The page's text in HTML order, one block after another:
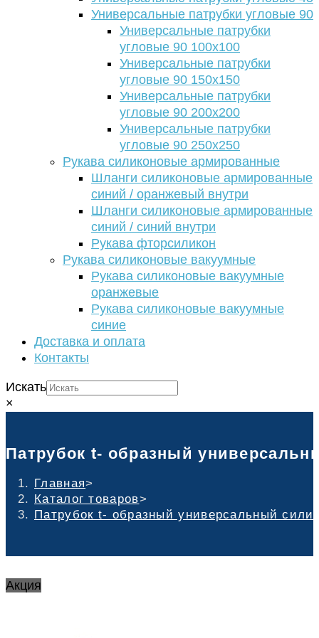
Универсальные патрубки угловые 90
Универсальные патрубки
угловые 90 100х100
Универсальные патрубки
угловые 90 150х150
Универсальные патрубки
угловые 90 200х200
Универсальные патрубки
угловые 90 250х250
Рукава силиконовые армированные
Шланги силиконовые армированные
синий / оранжевый внутри
Шланги силиконовые армированные
синий / синий внутри
Рукава фторсиликон
Рукава силиконовые вакуумные
Рукава силиконовые вакуумные
оранжевые
Рукава силиконовые вакуумные
синие
Доставка и оплата
Контакты
Искать
×
Патрубок t- образный
Главная>
Каталог товаров>
Патрубок t- образный универсальный
Акция